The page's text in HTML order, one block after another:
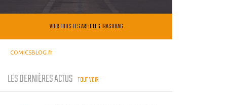
VOIR TOUS LES ARTICLES TRASHBAG
COMICSBLOG.fr
LES DERNIÈRES ACTUS TOUT VOIR